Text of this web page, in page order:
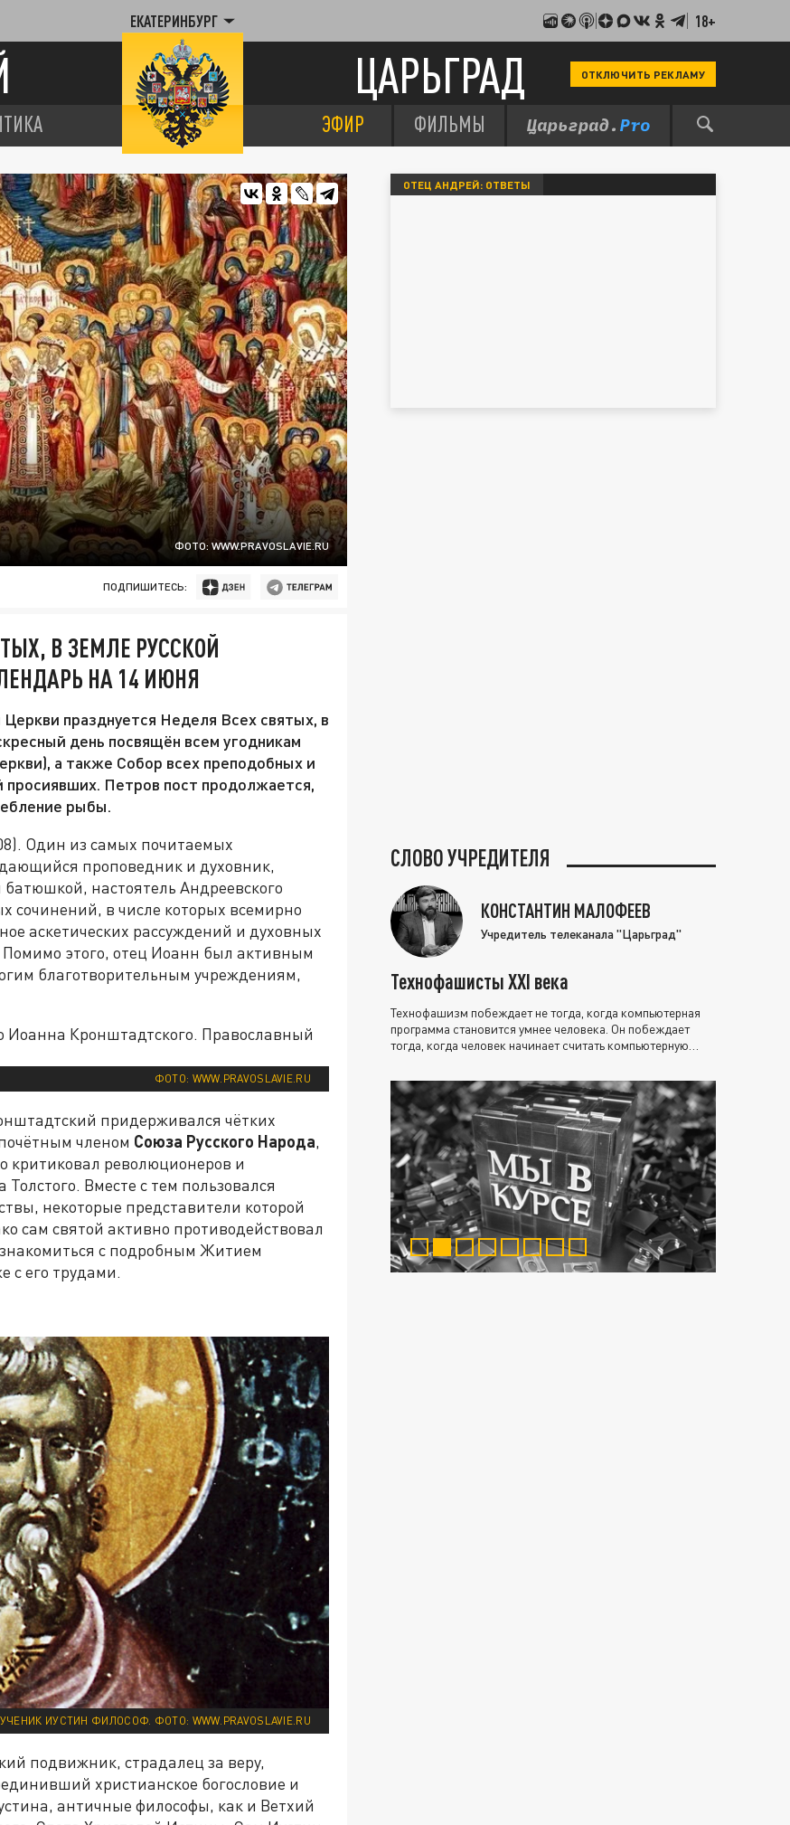
ЕКАТЕРИНБУРГ 18+
ЦАРЬГРАД ОТКЛЮЧИТЬ РЕКЛАМУ
ЭФИР ФИЛЬМЫ
ФОТО: WWW.PRAVOSLAVIE.RU
ПОДПИШИТЕСЬ:
В ЗЕМЛЕ РУССКОЙ
НА 14 ИЮНЯ
празднуется Неделя Всех святых, в
день посвящён всем угодникам
а также Собор всех преподобных и
Петров пост продолжается,
рыбы.
Один из самых почитаемых
проповедник и духовник,
настоятель Андреевского
сочинений, в числе которых всемирно
аскетических рассуждений и духовных
этого, отец Иоанн был активным
благотворительным учреждениям,
ФОТО: WWW.PRAVOSLAVIE.RU
придерживался чётких
членом Союза Русского Народа,
критиковал революционеров и
Вместе с тем пользовался
некоторые представители которой
сам святой активно противодействовал
с подробным Житием
с его трудами.
ИУСТИН ФИЛОСОФ. ФОТО: WWW.PRAVOSLAVIE.RU
подвижник, страдалец за веру,
христианское богословие и
античные философы, как и Ветхий
ОТЕЦ АНДРЕЙ: ОТВЕТЫ
СЛОВО УЧРЕДИТЕЛЯ
КОНСТАНТИН МАЛОФЕЕВ
Учредитель телеканала "Царьград"
Технофашисты XXI века
Технофашизм побеждает не тогда, когда компьютерная
программа становится умнее человека. Он побеждает
тогда, когда человек начинает считать компьютерную